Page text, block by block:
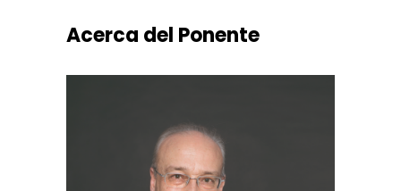
Acerca del Ponente